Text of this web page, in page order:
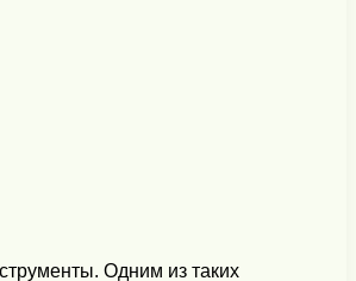
Одним из таких